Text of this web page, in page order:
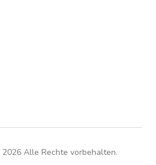
2026Alle Rechte vorbehalten.